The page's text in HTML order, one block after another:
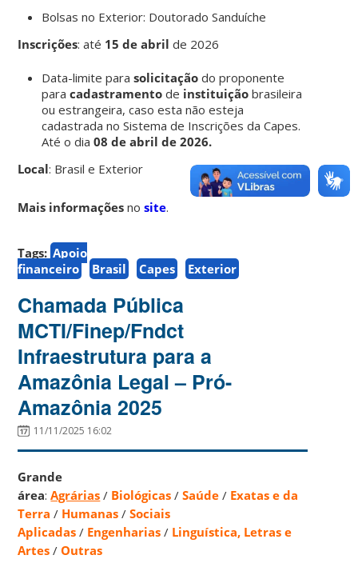
Bolsas no Exterior: Doutorado Sanduíche
Inscrições: até 15 de abrilde 2026
Data-limite parasolicitação do proponente
paracadastramento de instituição brasileira
ou estrangeira, caso esta não esteja
cadastrada no Sistema de Inscrições da Capes.
Até o dia08 de abril de 2026.
Local: Brasil e Exterior
Mais informações nosite.
Tags: Apoio
financeiro
Brasil Capes Exterior
Chamada Pública
MCTI/Finep/Fndct
Infraestrutura para a
Amazônia Legal – Pró-
Amazônia 2025
11/11/2025 16:02
Grande
área:Agrárias / Biológicas /Saúde / Exatas e da
Terra / Humanas /Sociais
Aplicadas / Engenharias / Linguística, Letras e
Artes /Outras